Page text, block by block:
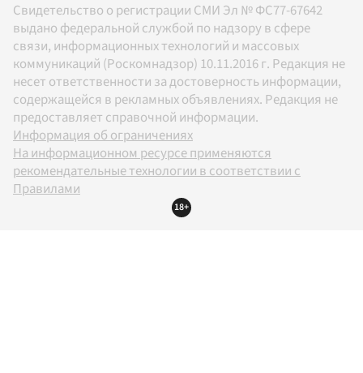
Свидетельство о регистрации СМИ Эл № ФС77-67642
выдано федеральной службой по надзору в сфере
связи, информационных технологий и массовых
коммуникаций (Роскомнадзор) 10.11.2016 г. Редакция не
несет ответственности за достоверность информации,
содержащейся в рекламных объявлениях. Редакция не
предоставляет справочной информации.
Информация об ограничениях
На информационном ресурсе применяются
рекомендательные технологии в соответствии с
Правилами
18+